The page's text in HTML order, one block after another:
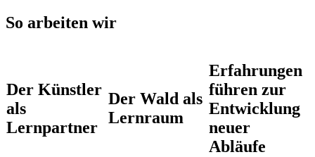
So arbeiten wir
Der Künstler
als
Lernpartner
Der Wald als
Lernraum
Erfahrungen
führen zur
Entwicklung
neuer
Abläufe